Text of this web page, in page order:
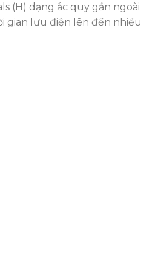
(H) dạng ắc quy gắn ngoài
gian lưu điện lên đến nhiều